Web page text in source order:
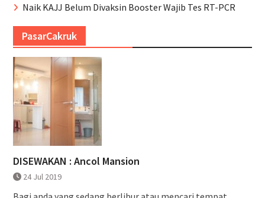
Naik KAJJ Belum Divaksin Booster Wajib Tes RT-PCR
PasarCakruk
DISEWAKAN : Ancol Mansion
24 Jul 2019